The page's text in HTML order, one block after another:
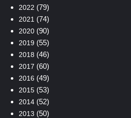
2022 (79)
2021 (74)
2020(90)
2019 (55)
2018 (46)
2017 (60)
2016 (49)
2015(53)
2014(52)
2013 (50)